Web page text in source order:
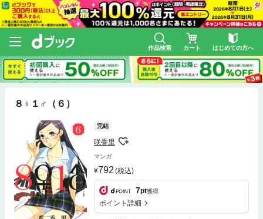
作品検索 カート はじめての方へ
８♀１♂（６）
完結
咲香里
マンガ
792 (税込)
7pt獲得
ポイント詳細